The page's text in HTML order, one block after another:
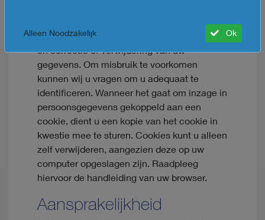
Alleen Noodzakelijk Ok
U heeft het recht om te vragen om inzage in
en correctie of verwijdering van uw
gegevens. Om misbruik te voorkomen
kunnen wij u vragen om u adequaat te
identificeren. Wanneer het gaat om inzage in
persoonsgegevens gekoppeld aan een
cookie, dient u een kopie van het cookie in
kwestie mee te sturen. Cookies kunt u alleen
zelf verwijderen, aangezien deze op uw
computer opgeslagen zijn. Raadpleeg
hiervoor de handleiding van uw browser.
Aansprakelijkheid